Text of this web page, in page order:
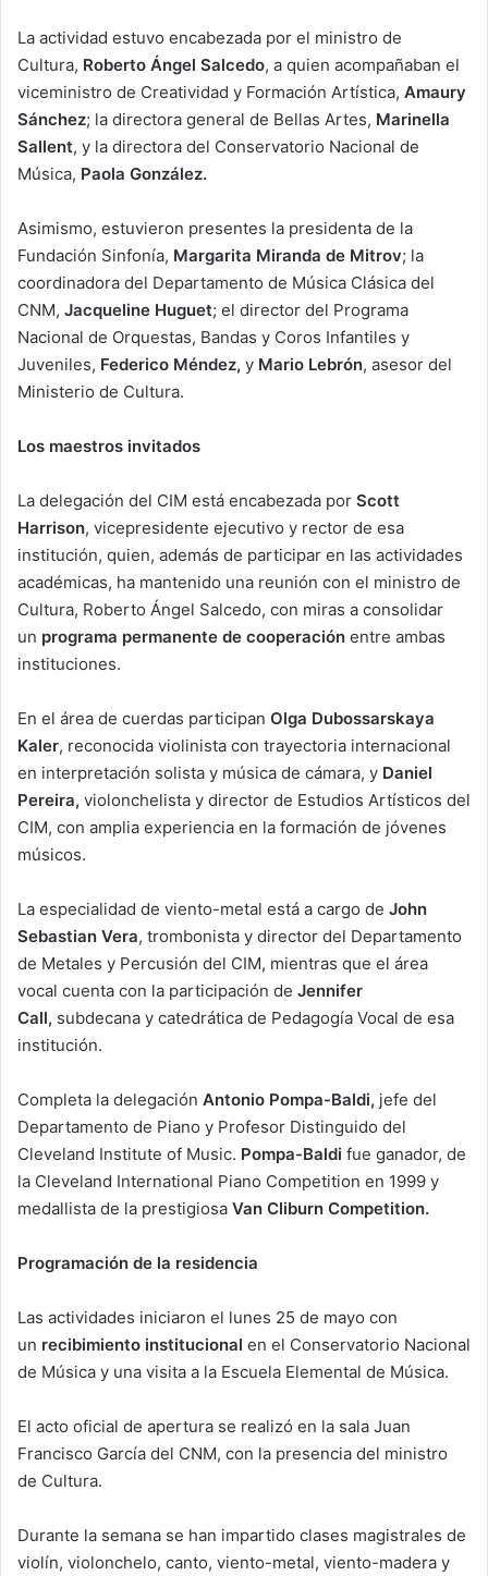
La actividad estuvo encabezada por el ministro de
Cultura, Roberto Ángel Salcedo, a quien acompañaban el
viceministro de Creatividad y Formación Artística, Amaury
Sánchez; la directora general de Bellas Artes, Marinella
Sallent, y la directora del Conservatorio Nacional de
Música, Paola González.
Asimismo, estuvieron presentes la presidenta de la
Fundación Sinfonía, Margarita Miranda de Mitrov; la
coordinadora del Departamento de Música Clásica del
CNM, Jacqueline Huguet; el director del Programa
Nacional de Orquestas, Bandas y Coros Infantiles y
Juveniles, Federico Méndez, y Mario Lebrón, asesor del
Ministerio de Cultura.
Los maestros invitados
La delegación del CIM está encabezada por Scott
Harrison, vicepresidente ejecutivo y rector de esa
institución, quien, además de participar en las actividades
académicas, ha mantenido una reunión con el ministro de
Cultura, Roberto Ángel Salcedo, con miras a consolidar
un programa permanente de cooperación entre ambas
instituciones.
En el área de cuerdas participan Olga Dubossarskaya
Kaler, reconocida violinista con trayectoria internacional
en interpretación solista y música de cámara, y Daniel
Pereira, violonchelista y director de Estudios Artísticos del
CIM, con amplia experiencia en la formación de jóvenes
músicos.
La especialidad de viento-metal está a cargo de John
Sebastian Vera, trombonista y director del Departamento
de Metales y Percusión del CIM, mientras que el área
vocal cuenta con la participación de Jennifer
Call, subdecana y catedrática de Pedagogía Vocal de esa
institución.
Completa la delegación Antonio Pompa-Baldi, jefe del
Departamento de Piano y Profesor Distinguido del
Cleveland Institute of Music. Pompa-Baldi fue ganador, de
la Cleveland International Piano Competition en 1999 y
medallista de la prestigiosa Van Cliburn Competition.
Programación de la residencia
Las actividades iniciaron el lunes 25 de mayo con
un recibimiento institucional en el Conservatorio Nacional
de Música y una visita a la Escuela Elemental de Música.
El acto oficial de apertura se realizó en la sala Juan
Francisco García del CNM, con la presencia del ministro
de Cultura.
Durante la semana se han impartido clases magistrales de
violín, violonchelo, canto, viento-metal, viento-madera y